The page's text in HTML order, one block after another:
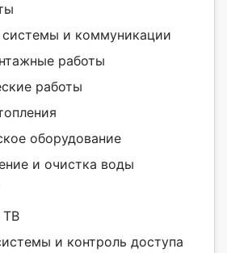
и коммуникации
работы
работы
оборудование
и очистка воды
ТВ
и контроль доступа